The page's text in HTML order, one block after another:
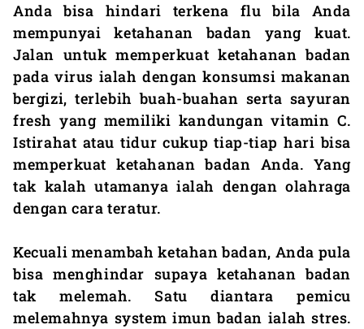
Anda bisa hindari terkena flu bila Anda
mempunyai ketahanan badan yang kuat.
Jalan untuk memperkuat ketahanan badan
pada virus ialah dengan konsumsi makanan
bergizi, terlebih buah-buahan serta sayuran
fresh yang memiliki kandungan vitamin C.
Istirahat atau tidur cukup tiap-tiap hari bisa
memperkuat ketahanan badan Anda. Yang
tak kalah utamanya ialah dengan olahraga
dengan cara teratur.
Kecuali menambah ketahan badan, Anda pula
bisa menghindar supaya ketahanan badan
tak melemah. Satu diantara pemicu
melemahnya system imun badan ialah stres.